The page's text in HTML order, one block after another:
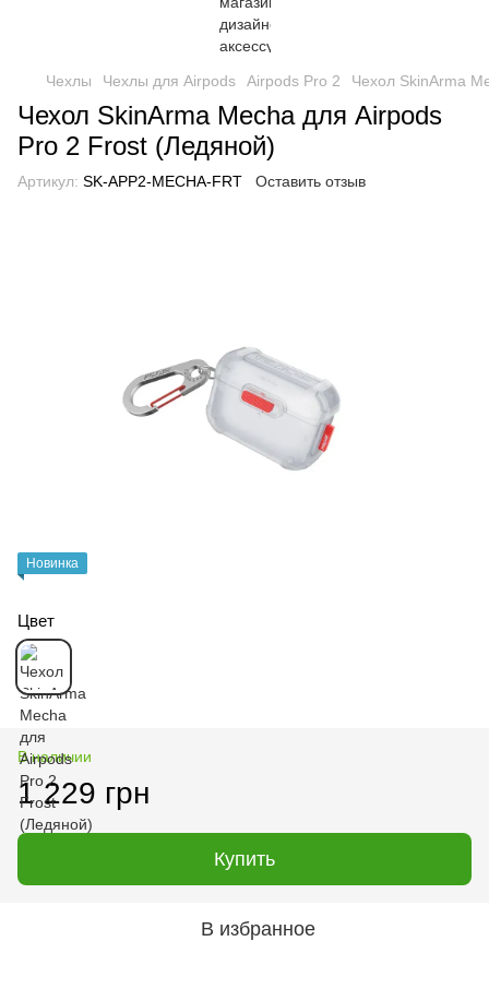
Чехлы Чехлы для Airpods Airpods Pro 2 Чехол SkinArma
Чехол SkinArma Mecha для Airpods
Pro 2 Frost (Ледяной)
Артикул: SK-APP2-MECHA-FRT Оставить отзыв
Новинка
Цвет
В наличии
1 229 грн
Купить
В избранное